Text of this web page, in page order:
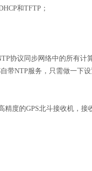
和TFTP ；
协议同步网络中的所有计
带NTP服务，只需做一下设
精度的GPS北斗接收机，接